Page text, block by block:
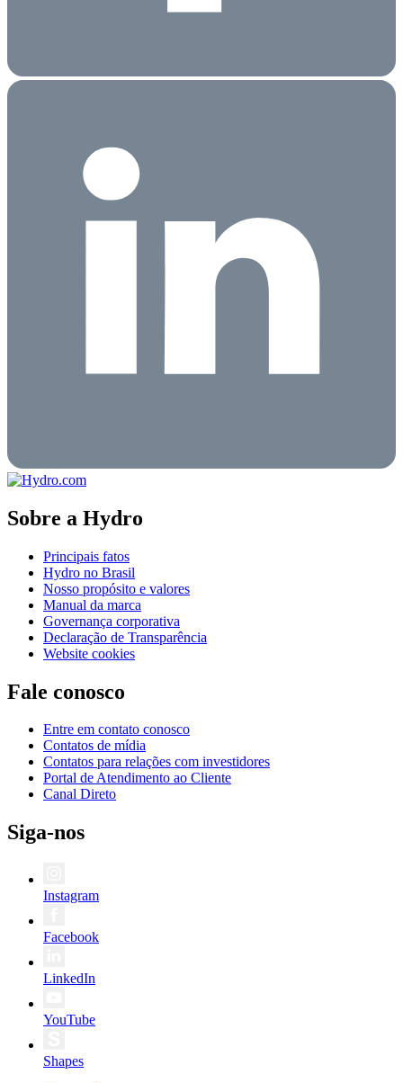
Sobre a Hydro
Principais fatos
Hydro no Brasil
Nosso propósito e valores
Manual da marca
Governança corporativa
Declaração de Transparência
Website cookies
Fale conosco
Entre em contato conosco
Contatos de mídia
Contatos para relações com investidores
Portal de Atendimento ao Cliente
Canal Direto
Siga-nos
Instagram
Facebook
LinkedIn
YouTube
Shapes